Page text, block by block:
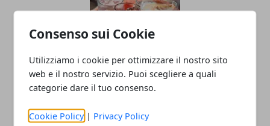
Consenso sui Cookie
Utilizziamo i cookie per ottimizzare il nostro sito
web e il nostro servizio. Puoi scegliere a quali
categorie dare il tuo consenso.
Cookie Policy | Privacy Policy
Capodanno in discoteca: ballare e
festeggiare per un inizio di anno
esplosivo!